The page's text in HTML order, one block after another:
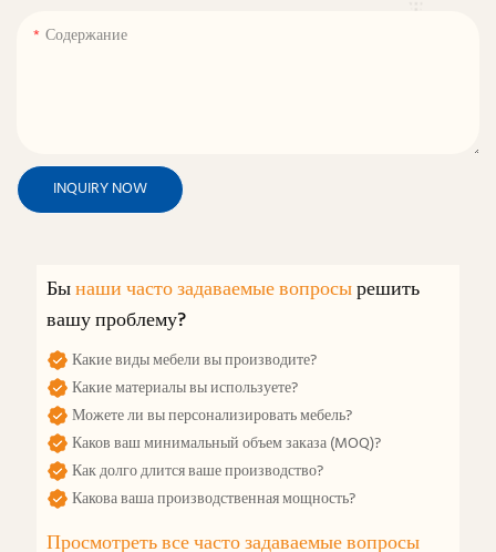
Содержание
INQUIRY NOW
Бынаши часто задаваемые вопросырешить
вашу проблему?
Какие виды мебели вы производите?
Какие материалы вы используете?
Можете ли вы персонализировать мебель?
Каков ваш минимальный объем заказа (MOQ)?
Как долго длится ваше производство?
Какова ваша производственная мощность?
Просмотреть все часто задаваемые вопросы